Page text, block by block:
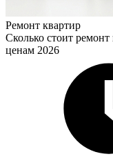
Ремонт квартир
Сколько стоит
ценам 2026